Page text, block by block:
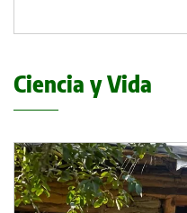
Ciencia y Vida